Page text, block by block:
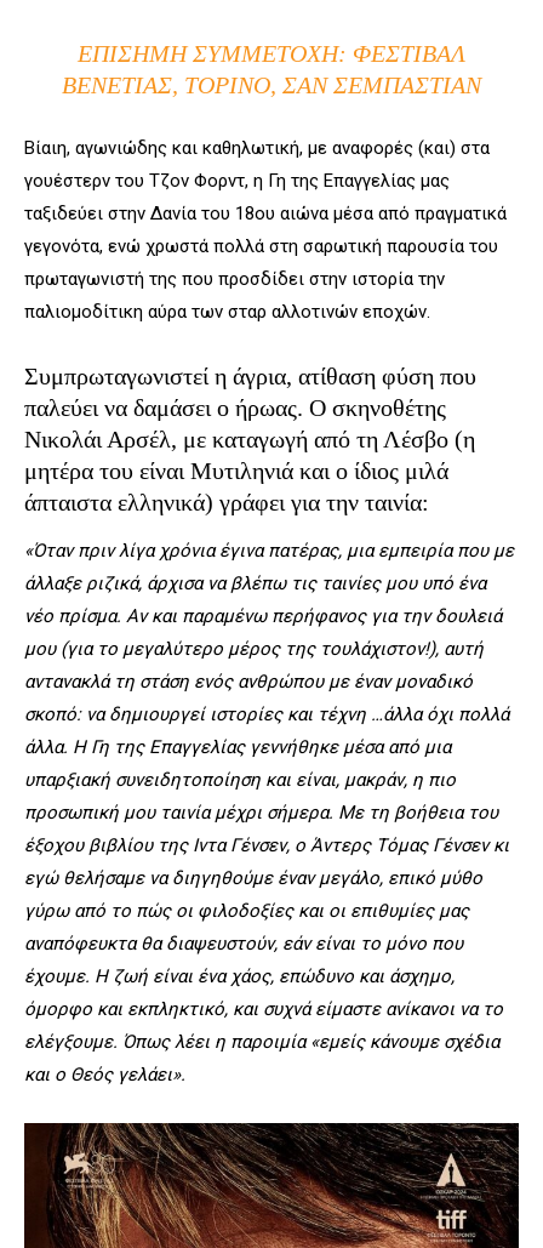
ΕΠΊΣΗΜΗ ΣΥΜΜΕΤΟΧΉ: ΦΕΣΤΙΒΆΛ
ΒΕΝΕΤΊΑΣ, ΤΟΡΊΝΟ, ΣΑΝ ΣΕΜΠΑΣΤΙΆΝ
Βίαιη, αγωνιώδης και καθηλωτική, με αναφορές (και) στα
γουέστερν του Τζον Φορντ, η Γη της Επαγγελίας μας
ταξιδεύει στην Δανία του 18ου αιώνα μέσα από πραγματικά
γεγονότα, ενώ χρωστά πολλά στη σαρωτική παρουσία του
πρωταγωνιστή της που προσδίδει στην ιστορία την
παλιομοδίτικη αύρα των σταρ αλλοτινών εποχών.
Συμπρωταγωνιστεί η άγρια, ατίθαση φύση που
παλεύει να δαμάσει ο ήρωας. O σκηνοθέτης
Νικολάι Αρσέλ, με καταγωγή από τη Λέσβο (η
μητέρα του είναι Μυτιληνιά και ο ίδιος μιλά
άπταιστα ελληνικά) γράφει για την ταινία:
«Όταν πριν λίγα χρόνια έγινα πατέρας, μια εμπειρία που με
άλλαξε ριζικά, άρχισα να βλέπω τις ταινίες μου υπό ένα
νέο πρίσμα. Αν και παραμένω περήφανος για την δουλειά
μου (για το μεγαλύτερο μέρος της τουλάχιστον!), αυτή
αντανακλά τη στάση ενός ανθρώπου με έναν μοναδικό
σκοπό: να δημιουργεί ιστορίες και τέχνη …άλλα όχι πολλά
άλλα. Η Γη της Επαγγελίας γεννήθηκε μέσα από μια
υπαρξιακή συνειδητοποίηση και είναι, μακράν, η πιο
προσωπική μου ταινία μέχρι σήμερα. Με τη βοήθεια του
έξοχου βιβλίου της Ιντα Γένσεν, ο Άντερς Τόμας Γένσεν κι
εγώ θελήσαμε να διηγηθούμε έναν μεγάλο, επικό μύθο
γύρω από το πώς οι φιλοδοξίες και οι επιθυμίες μας
αναπόφευκτα θα διαψευστούν, εάν είναι το μόνο που
έχουμε. Η ζωή είναι ένα χάος, επώδυνο και άσχημο,
όμορφο και εκπληκτικό, και συχνά είμαστε ανίκανοι να το
ελέγξουμε. Όπως λέει η παροιμία «εμείς κάνουμε σχέδια
και ο Θεός γελάει».